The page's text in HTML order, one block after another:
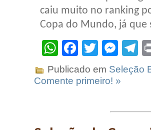
caiu muito no ranking
Copa do Mundo, já que
WhatsApp
Facebook
Twitter
Publicado em Seleção
Comente primeiro! »